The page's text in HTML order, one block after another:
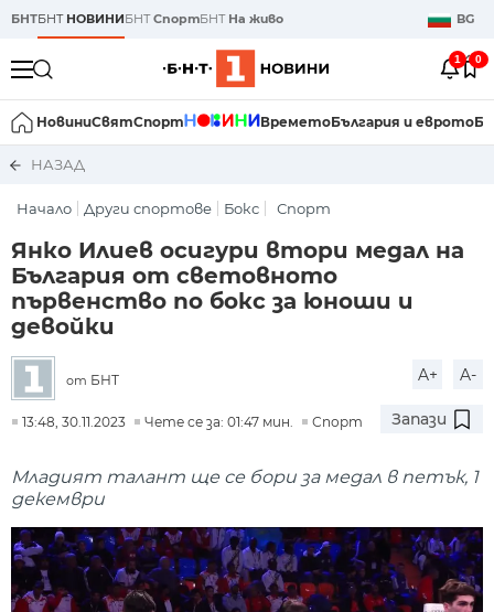
БНТБНТ НОВИНИБНТСпортБНТ На живо BG
1 0
НовиниСвятСпорт ВреметоБългария и еврото
НАЗАД
Начало Други спортове Бокс Спорт
Янко Илиев осигури втори медал на
България от световното
първенство по бокс за юноши и
девойки
от БНТ A+ A-
13:48, 30.11.2023 Чете се за: 01:47 мин. Спорт Запази
Младият талант ще се бори за медал в петък, 1
декември